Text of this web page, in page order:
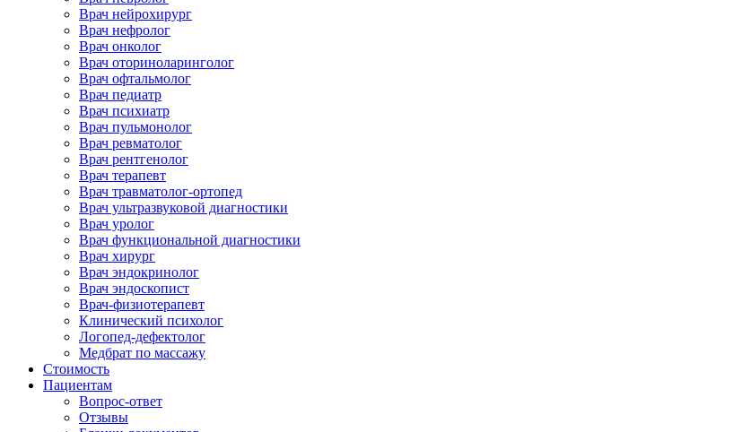
Врач нейрохирург
Врач нефролог
Врач онколог
Врач оториноларинголог
Врач офтальмолог
Врач педиатр
Врач психиатр
Врач пульмонолог
Врач ревматолог
Врач рентгенолог
Врач терапевт
Врач травматолог-ортопед
Врач ультразвуковой диагностики
Врач уролог
Врач функциональной диагностики
Врач хирург
Врач эндокринолог
Врач эндоскопист
Врач-физиотерапевт
Клинический психолог
Логопед-дефектолог
Медбрат по массажу
Стоимость
Пациентам
Вопрос-ответ
Отзывы